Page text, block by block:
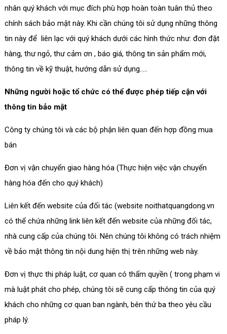
nhân quý khách với mục đích phù hợp hoàn toàn tuân thủ theo
chính sách bảo mật này. Khi cần chúng tôi sử dụng những thông
tin này để liên lạc với quý khách dưới các hình thức như: đơn đặt
hàng, thư ngỏ, thư cảm ơn , báo giá, thông tin sản phẩm mới,
thông tin về kỹ thuật, hướng dẫn sử dụng…..
Những người hoặc tổ chức có thể được phép tiếp cận với
thông tin bảo mật
Công ty chúng tôi và các bộ phận liên quan đến hợp đồng mua
bán
Đơn vị vận chuyển giao hàng hóa (Thực hiện việc vận chuyển
hàng hóa đến cho quý khách)
Liên kết đến website của đối tác (website noithatquangdong.vn
có thể chứa những link liên kết đến website của những đối tác,
nhà cung cấp của chúng tôi. Nên chúng tôi không có trách nhiệm
về bảo mật thông tin nội dung hiện thị trên những web này.
Đơn vị thực thi pháp luật, cơ quan có thẩm quyền ( trong phạm vi
mà luật phát cho phép, chúng tôi sẽ cung cấp thông tin của quý
khách cho những cơ quan ban ngành, bên thứ ba theo yêu cầu
pháp lý.